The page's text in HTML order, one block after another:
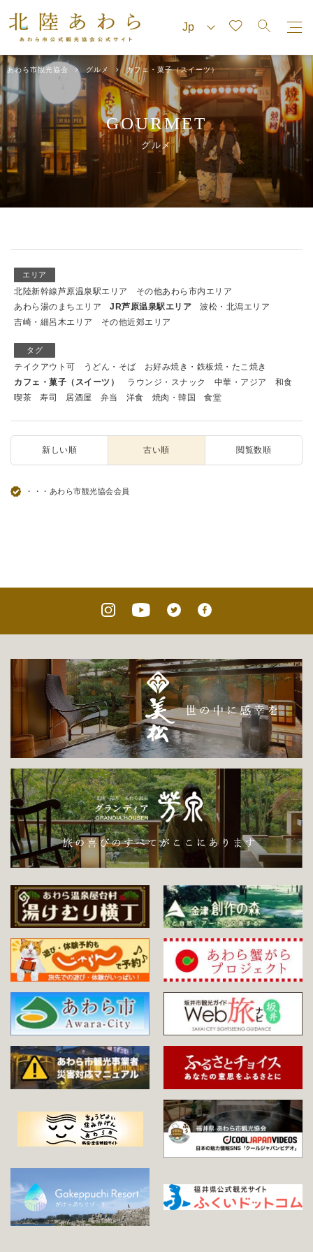
あわら市観光協会 グルメ カフェ・菓子（スイーツ）
GOURMET
グルメ
エリア
北陸新幹線芦原温泉駅エリア
その他あわら市内エリア
あわら湯のまちエリア
JR芦原温泉駅エリア
波松・北潟エリア
吉崎・細呂木エリア
その他近郊エリア
タグ
テイクアウト可 うどん・そば
お好み焼き・鉄板焼・たこ焼き
カフェ・菓子（スイーツ）
ラウンジ・スナック 中華・アジア
和食
喫茶
寿司 居酒屋 弁当 洋食 焼肉・韓国 食堂
新しい順 古い順 閲覧数順
・・・あわら市観光協会会員